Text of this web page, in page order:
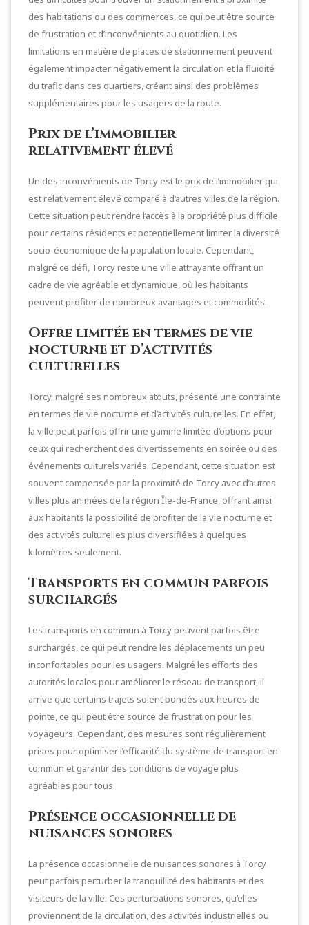
des habitations ou des commerces, ce qui peut être source
de frustration et d’inconvénients au quotidien. Les
limitations en matière de places de stationnement peuvent
également impacter négativement la circulation et la fluidité
du trafic dans ces quartiers, créant ainsi des problèmes
supplémentaires pour les usagers de la route.
Prix de l’immobilier
relativement élevé
Un des inconvénients de Torcy est le prix de l’immobilier qui
est relativement élevé comparé à d’autres villes de la région.
Cette situation peut rendre l’accès à la propriété plus difficile
pour certains résidents et potentiellement limiter la diversité
socio-économique de la population locale. Cependant,
malgré ce défi, Torcy reste une ville attrayante offrant un
cadre de vie agréable et dynamique, où les habitants
peuvent profiter de nombreux avantages et commodités.
Offre limitée en termes de vie
nocturne et d’activités
culturelles
Torcy, malgré ses nombreux atouts, présente une contrainte
en termes de vie nocturne et d’activités culturelles. En effet,
la ville peut parfois offrir une gamme limitée d’options pour
ceux qui recherchent des divertissements en soirée ou des
événements culturels variés. Cependant, cette situation est
souvent compensée par la proximité de Torcy avec d’autres
villes plus animées de la région Île-de-France, offrant ainsi
aux habitants la possibilité de profiter de la vie nocturne et
des activités culturelles plus diversifiées à quelques
kilomètres seulement.
Transports en commun parfois
surchargés
Les transports en commun à Torcy peuvent parfois être
surchargés, ce qui peut rendre les déplacements un peu
inconfortables pour les usagers. Malgré les efforts des
autorités locales pour améliorer le réseau de transport, il
arrive que certains trajets soient bondés aux heures de
pointe, ce qui peut être source de frustration pour les
voyageurs. Cependant, des mesures sont régulièrement
prises pour optimiser l’efficacité du système de transport en
commun et garantir des conditions de voyage plus
agréables pour tous.
Présence occasionnelle de
nuisances sonores
La présence occasionnelle de nuisances sonores à Torcy
peut parfois perturber la tranquillité des habitants et des
visiteurs de la ville. Ces perturbations sonores, qu’elles
proviennent de la circulation, des activités industrielles ou